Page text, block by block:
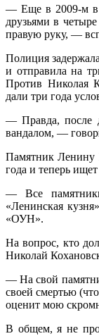
— Еще в 2009-м в
друзьями в
правую руку, —
Полиция
и отправила на
Против Николая
дали три года
— Правда, после
вандалом, —
Памятник Ленину
года и теперь
— Все
«Ленинская
«ОУН».
На вопрос, кто
Николай
— На свой
своей смертью
оценит мою
В общем, я не